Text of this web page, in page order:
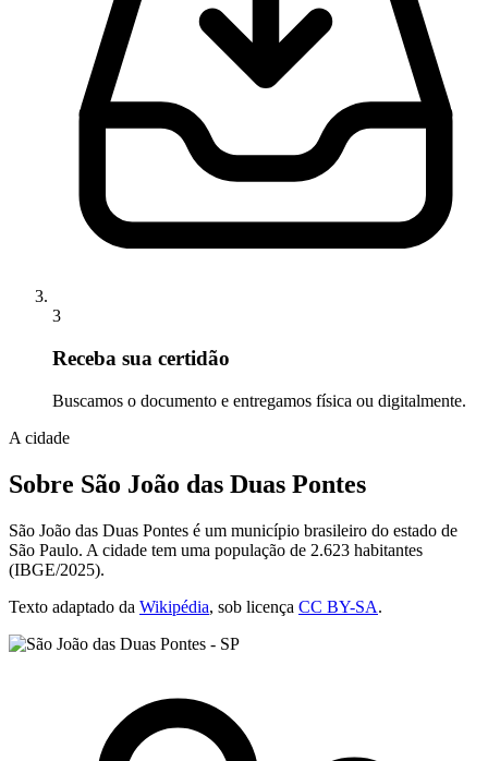
3
Receba sua certidão
Buscamos o documento e entregamos física ou digitalmente.
A cidade
Sobre São João das Duas Pontes
São João das Duas Pontes é um município brasileiro do estado de
São Paulo. A cidade tem uma população de 2.623 habitantes
(IBGE/2025).
Texto adaptado da Wikipédia, sob licença CC BY-SA.